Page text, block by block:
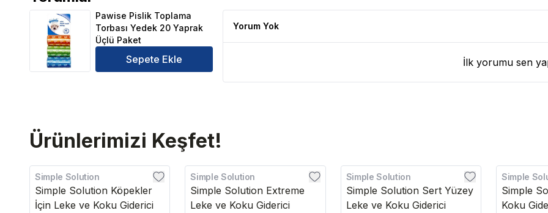
Pawise Pislik Toplama Torbası Yedek 20 Yaprak Üçlü Paket Ürün Yorumları
Pawise Pislik Toplama
Torbası Yedek 20 Yaprak
Üçlü Paket
Sepete Ekle
Yorum Yok
İlk yorumu sen
Ürünlerimizi Keşfet!
Simple Solution
Simple Solution Köpekler
İçin Leke ve Koku Giderici
Simple Solution
Simple Solution Extreme
Leke ve Koku Giderici
Simple Solution
Simple Solution Sert Yüzey
Leke ve Koku Giderici
Simple
Simple
Koku